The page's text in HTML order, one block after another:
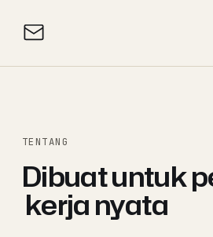
TENTANG
Dibuat untuk
kerja nyata